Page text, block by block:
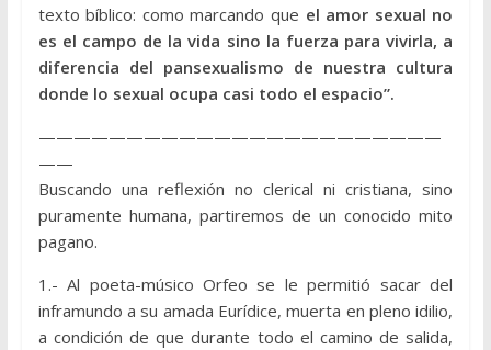
texto bíblico: como marcando que el amor sexual no
es el campo de la vida sino la fuerza para vivirla, a
diferencia del pansexualismo de nuestra cultura
donde lo sexual ocupa casi todo el espacio”.
———————————————————————
——
Buscando una reflexión no clerical ni cristiana, sino
puramente humana, partiremos de un conocido mito
pagano.
1.- Al poeta-músico Orfeo se le permitió sacar del
inframundo a su amada Eurídice, muerta en pleno idilio,
a condición de que durante todo el camino de salida,